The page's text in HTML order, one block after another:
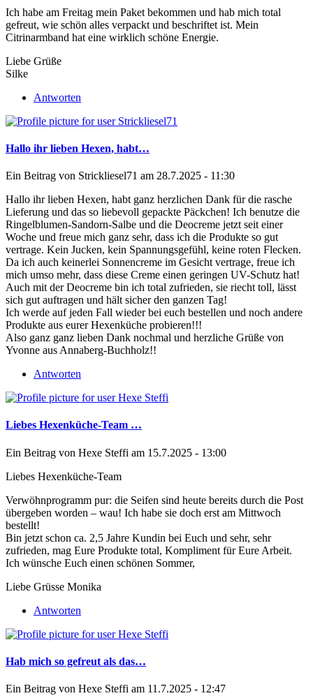
Ich habe am Freitag mein Paket bekommen und hab mich total
gefreut, wie schön alles verpackt und beschriftet ist. Mein
Citrinarmband hat eine wirklich schöne Energie.
Liebe Grüße
Silke
Antworten
Hallo ihr lieben Hexen, habt…
Ein Beitrag von Strickliesel71 am 28.7.2025 - 11:30
Hallo ihr lieben Hexen, habt ganz herzlichen Dank für die rasche
Lieferung und das so liebevoll gepackte Päckchen! Ich benutze die
Ringelblumen-Sandorn-Salbe und die Deocreme jetzt seit einer
Woche und freue mich ganz sehr, dass ich die Produkte so gut
vertrage. Kein Jucken, kein Spannungsgefühl, keine roten Flecken.
Da ich auch keinerlei Sonnencreme im Gesicht vertrage, freue ich
mich umso mehr, dass diese Creme einen geringen UV-Schutz hat!
Auch mit der Deocreme bin ich total zufrieden, sie riecht toll, lässt
sich gut auftragen und hält sicher den ganzen Tag!
Ich werde auf jeden Fall wieder bei euch bestellen und noch andere
Produkte aus eurer Hexenküche probieren!!!
Also ganz ganz lieben Dank nochmal und herzliche Grüße von
Yvonne aus Annaberg-Buchholz!!
Antworten
Liebes Hexenküche-Team …
Ein Beitrag von Hexe Steffi am 15.7.2025 - 13:00
Liebes Hexenküche-Team
Verwöhnprogramm pur: die Seifen sind heute bereits durch die Post
übergeben worden – wau! Ich habe sie doch erst am Mittwoch
bestellt!
Bin jetzt schon ca. 2,5 Jahre Kundin bei Euch und sehr, sehr
zufrieden, mag Eure Produkte total, Kompliment für Eure Arbeit.
Ich wünsche Euch einen schönen Sommer,
Liebe Grüsse Monika
Antworten
Hab mich so gefreut als das…
Ein Beitrag von Hexe Steffi am 11.7.2025 - 12:47